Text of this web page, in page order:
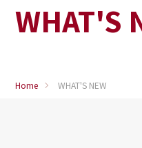
WHAT'S
Home WHAT'S NEW